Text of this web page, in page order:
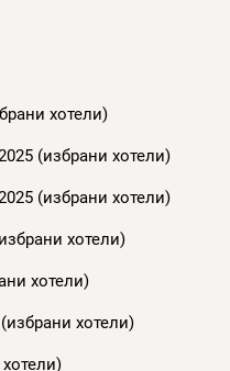
хотели)
(избрани хотели)
(избрани хотели)
хотели)
хотели)
хотели)